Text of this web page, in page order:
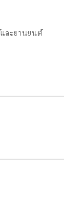
ละยานยนต์